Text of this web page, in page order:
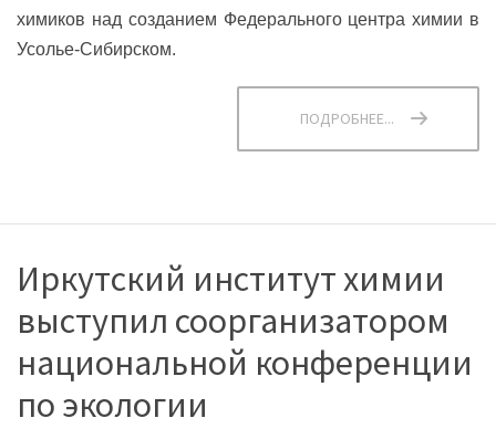
химиков над созданием Федерального центра химии в
Усолье-Сибирском.
ПОДРОБНЕЕ...
Иркутский институт химии
выступил соорганизатором
национальной конференции
по экологии